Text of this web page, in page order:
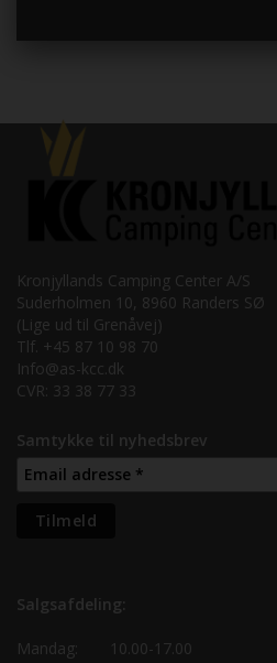
Kronjyllands Camping Center A/S
Suderholmen 10, 8960 Randers SØ
(Lige ud til Grenåvej)
Tlf. +45 87 10 98 70
Info@as-kcc.dk
CVR: 33 38 77 33
Samtykke til nyhedsbrev
Salgsafdeling:
Mandag:
10.00-17.00